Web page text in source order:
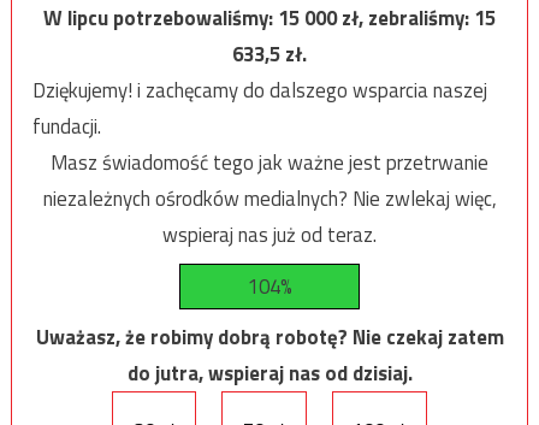
W lipcu potrzebowaliśmy:15 000zł, zebraliśmy:15
633,5zł.
Dziękujemy! i zachęcamy do dalszego wsparcia naszej
fundacji.
Masz świadomość tego jak ważne jest przetrwanie
niezależnych ośrodków medialnych? Nie zwlekaj więc,
wspieraj nas już od teraz.
104%
Uważasz, że robimy dobrą robotę? Nie czekaj zatem
do jutra, wspieraj nas od dzisiaj.